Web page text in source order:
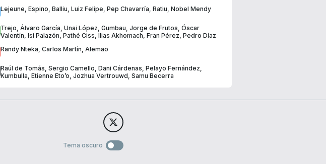
Lejeune Espino Balliu Luiz Felipe Pep Chavarría Ratiu Nobel Mendy
Trejo Álvaro García Unai López Gumbau Jorge de Frutos Óscar
Valentín Isi Palazón Pathé Ciss Ilias Akhomach Fran Pérez Pedro Díaz
Randy Nteka Carlos Martín Alemao
Raúl de Tomás Sergio Camello Dani Cárdenas Pelayo Fernández
Kumbulla Etienne Eto’o Jozhua Vertrouwd Samu Becerra
Tema oscuro